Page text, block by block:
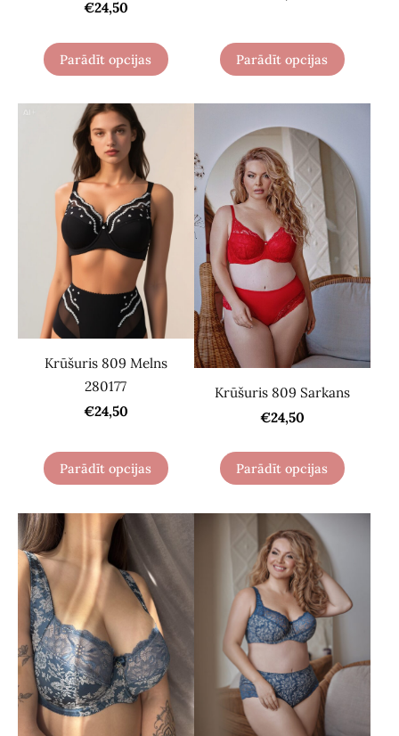
€24,50
Parādīt opcijas Parādīt opcijas
Krūšuris 809 Melns
280177
€24,50
Parādīt opcijas
Krūšuris 809 Sarkans
€24,50
Parādīt opcijas